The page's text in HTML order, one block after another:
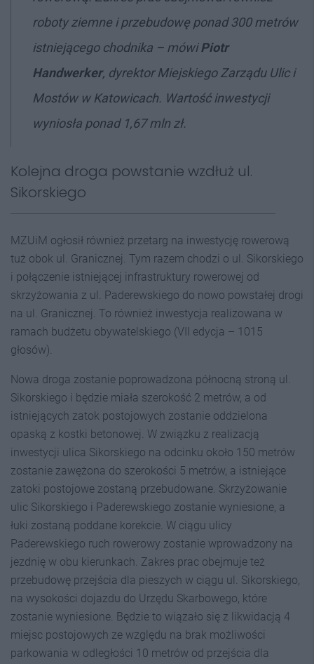
roboty ziemne i przebudowę ponad 300 metrów
istniejącego chodnika – mówiPiotr
Handwerker, dyrektor Miejskiego Zarządu Ulic i
Mostów w Katowicach. Wartość inwestycji
wyniosła ponad 1,67 mln zł.
Kolejna droga powstanie wzdłuż ul.
Sikorskiego
MZUiM ogłosił również przetarg na inwestycję rowerową
tuż obok ul. Granicznej. Tym razem chodzi o ul. Sikorskiego
i połączenie istniejącej infrastruktury rowerowej od
skrzyżowania z ul. Paderewskiego do nowo powstałej drogi
na ul. Granicznej. To również inwestycja realizowana w
ramach budżetu obywatelskiego (VII edycja – 1015
głosów).
Nowa droga zostanie poprowadzona północną stroną ul.
Sikorskiego i będzie miała szerokość 2 metrów, a od
istniejących zatok postojowych zostanie oddzielona
opaską z kostki betonowej. W związku z realizacją
inwestycji ulica Sikorskiego na odcinku około 150 metrów
zostanie zawężona do szerokości 5 metrów, a istniejące
zatoki postojowe zostaną przebudowane. Skrzyżowanie
ulic Sikorskiego i Paderewskiego zostanie wyniesione, a
łuki zostaną poddane korekcie. W ciągu ulicy
Paderewskiego ruch rowerowy zostanie wprowadzony na
jezdnię w obu kierunkach. Zakres prac obejmuje też
przebudowę przejścia dla pieszych w ciągu ul. Sikorskiego,
na wysokości dojazdu do Urzędu Skarbowego, które
zostanie wyniesione. Będzie to wiązało się z likwidacją 4
miejsc postojowych ze względu na brak możliwości
parkowania w odległości 10 metrów od przejścia dla